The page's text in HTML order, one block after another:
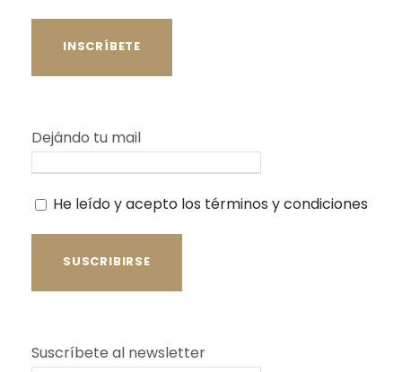
Dejándo tu mail
He leído y acepto los términos y condiciones
Suscríbete al newsletter